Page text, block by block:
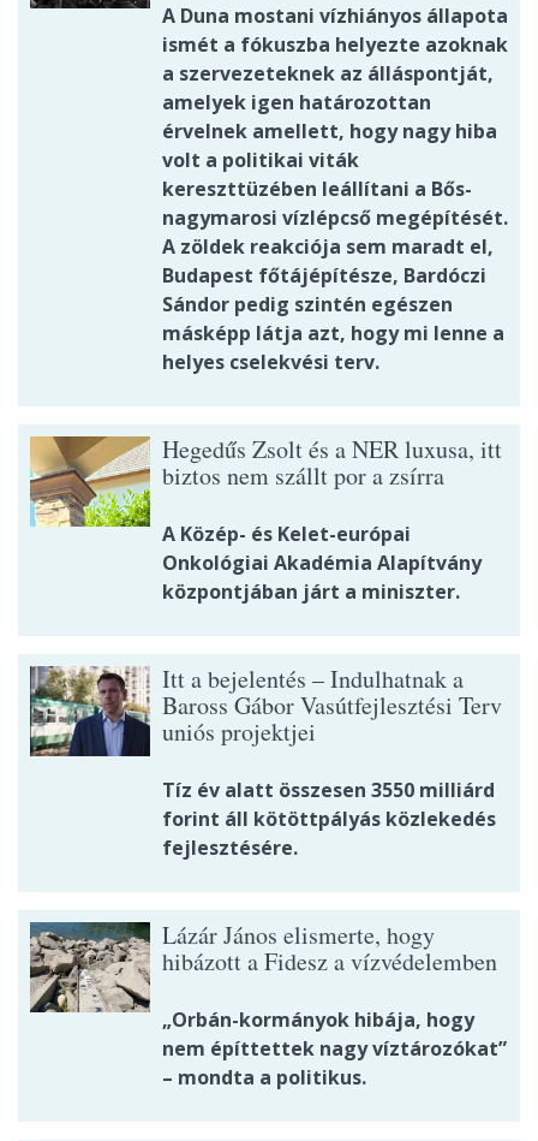
A Duna mostani vízhiányos állapota
ismét a fókuszba helyezte azoknak
a szervezeteknek az álláspontját,
amelyek igen határozottan
érvelnek amellett, hogy nagy hiba
volt a politikai viták
kereszttüzében leállítani a Bős-
nagymarosi vízlépcső megépítését.
A zöldek reakciója sem maradt el,
Budapest főtájépítésze, Bardóczi
Sándor pedig szintén egészen
másképp látja azt, hogy mi lenne a
helyes cselekvési terv.
Hegedűs Zsolt és a NER luxusa, itt
biztos nem szállt por a zsírra
A Közép- és Kelet-európai
Onkológiai Akadémia Alapítvány
központjában járt a miniszter.
Itt a bejelentés – Indulhatnak a
Baross Gábor Vasútfejlesztési Terv
uniós projektjei
Tíz év alatt összesen 3550 milliárd
forint áll kötöttpályás közlekedés
fejlesztésére.
Lázár János elismerte, hogy
hibázott a Fidesz a vízvédelemben
„Orbán-kormányok hibája, hogy
nem építtettek nagy víztározókat”
– mondta a politikus.